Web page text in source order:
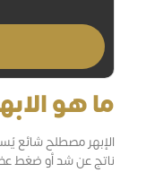
ما هو
الإبهر مصطلح شائع
ناتج عن شد أو ضغط